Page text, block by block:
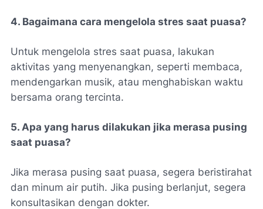
4. Bagaimana cara mengelola stres saat puasa?
Untuk mengelola stres saat puasa, lakukan
aktivitas yang menyenangkan, seperti membaca,
mendengarkan musik, atau menghabiskan waktu
bersama orang tercinta.
5. Apa yang harus dilakukan jika merasa pusing
saat puasa?
Jika merasa pusing saat puasa, segera beristirahat
dan minum air putih. Jika pusing berlanjut, segera
konsultasikan dengan dokter.